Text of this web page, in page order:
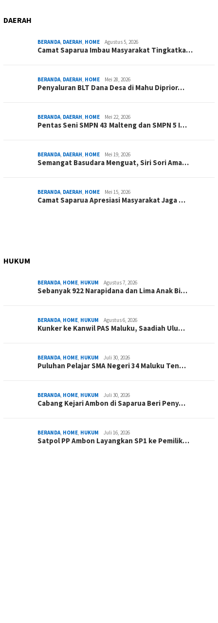
DAERAH
BERANDA DAERAH HOME Agustus 5, 2026
Camat Saparua Imbau Masyarakat Tingkatka…
BERANDA DAERAH HOME Mei 28, 2026
Penyaluran BLT Dana Desa di Mahu Diprior…
BERANDA DAERAH HOME Mei 22, 2026
Pentas Seni SMPN 43 Malteng dan SMPN 5 I…
BERANDA DAERAH HOME Mei 19, 2026
Semangat Basudara Menguat, Siri Sori Ama…
BERANDA DAERAH HOME Mei 15, 2026
Camat Saparua Apresiasi Masyarakat Jaga …
HUKUM
BERANDA HOME HUKUM Agustus 7, 2026
Sebanyak 922 Narapidana dan Lima Anak Bi…
BERANDA HOME HUKUM Agustus 6, 2026
Kunker ke Kanwil PAS Maluku, Saadiah Ulu…
BERANDA HOME HUKUM Juli 30, 2026
Puluhan Pelajar SMA Negeri 34 Maluku Ten…
BERANDA HOME HUKUM Juli 30, 2026
Cabang Kejari Ambon di Saparua Beri Peny…
BERANDA HOME HUKUM Juli 16, 2026
Satpol PP Ambon Layangkan SP1 ke Pemilik…